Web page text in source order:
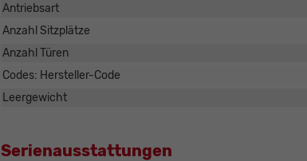
Antriebsart
Anzahl Sitzplätze
Anzahl Türen
Codes: Hersteller-Code
Leergewicht
Serienausstattungen